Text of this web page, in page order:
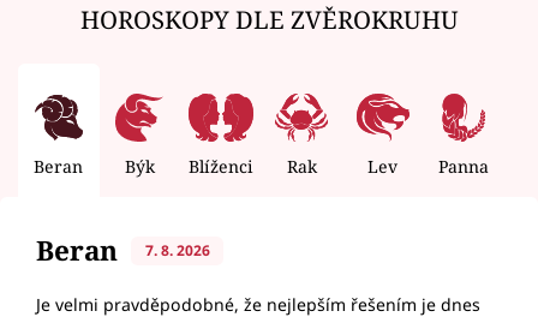
HOROSKOPY DLE ZVĚROKRUHU
Beran Býk Blíženci Rak Lev Panna
Beran 7. 8. 2026
Je velmi pravděpodobné, že nejlepším řešením je dnes